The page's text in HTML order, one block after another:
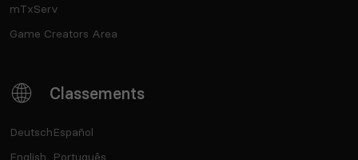
mTxServ
Game Creators Area
Classements
Deutsch
English
Español
Português